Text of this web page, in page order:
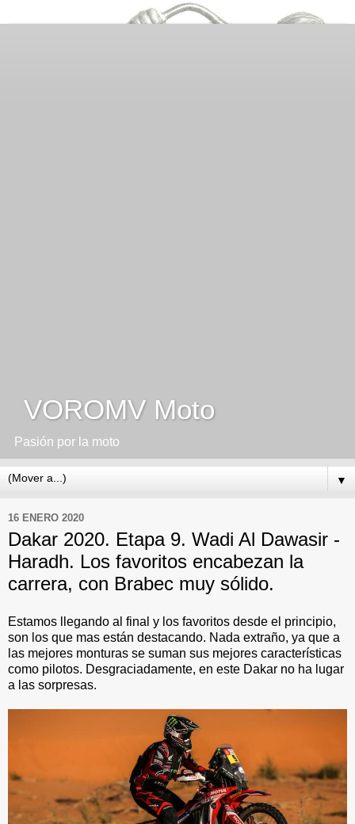
VOROMV Moto
Pasión por la moto
▼
16 ENERO 2020
Dakar 2020. Etapa 9. Wadi Al Dawasir -
Haradh. Los favoritos encabezan la
carrera, con Brabec muy sólido.
Estamos llegando al final y los favoritos desde el principio,
son los que mas están destacando. Nada extraño, ya que a
las mejores monturas se suman sus mejores características
como pilotos. Desgraciadamente, en este Dakar no ha lugar
a las sorpresas.